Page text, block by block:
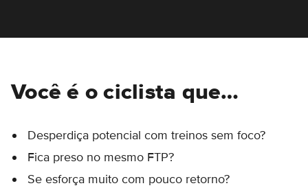
Você é o ciclista que…
Desperdiça potencial com treinos sem foco?
Fica preso no mesmo FTP?
Se esforça muito com pouco retorno?